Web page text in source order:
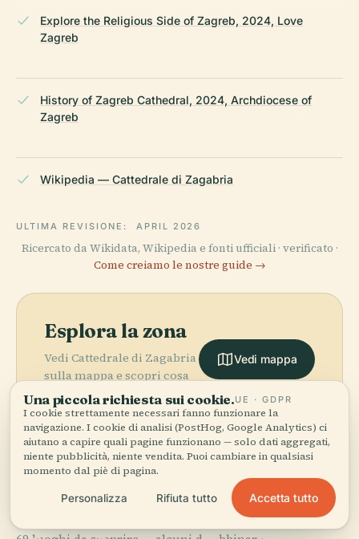
Explore the Religious Side of Zagreb, 2024, Love
Zagreb
History of Zagreb Cathedral, 2024, Archdiocese of
Zagreb
Wikipedia — Cattedrale di Zagabria
ULTIMA REVISIONE: APRIL 2026
Ricercato da Wikidata, Wikipedia e fonti ufficiali · verificato ·
Come creiamo le nostre guide →
Esplora la zona
Vedi Cattedrale di Zagabria
sulla mappa e scopri cosa
c'è nei dintorni.
Vedi mappa
More in Zagabria.
Nazionale
PLACE
Una piccola richiesta sui cookie.UE · GDPR
I cookie strettamente necessari fanno funzionare la
navigazione. I cookie di analisi (PostHog, Google Analytics) ci
aiutano a capire quali pagine funzionano — solo dati aggregati,
niente pubblicità, niente vendita. Puoi cambiare in qualsiasi
momento dal piè di pagina.
Personalizza Rifiuta tutto Accetta tutto